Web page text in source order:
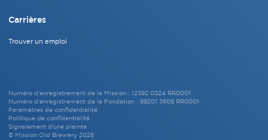
Carrières
Trouver un emploi
Numéro d’enregistrement de la Mission : 12392 0324 RR0001
Numéro d’enregistrement de la Fondation : 89201 3608 RR0001
Paramètres de confidentialité
Politique de confidentialité
Signalement d'une plainte
© Mission Old Brewery 2026